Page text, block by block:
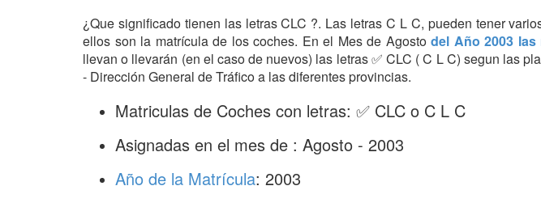
¿Que significado tienen las letras CLC ?. Las letras C L C, pueden tener
ellos son la matrícula de los coches. En el Mes de Agostodel Año 2003 las
llevan o llevarán (en el caso de nuevos) las letras ✅ CLC ( C L C) segun las
- Dirección General de Tráfico a las diferentes provincias.
Matriculas de Coches con letras: ✅ CLC o C L C
Asignadas en el mes de : Agosto - 2003
Año de la Matrícula: 2003